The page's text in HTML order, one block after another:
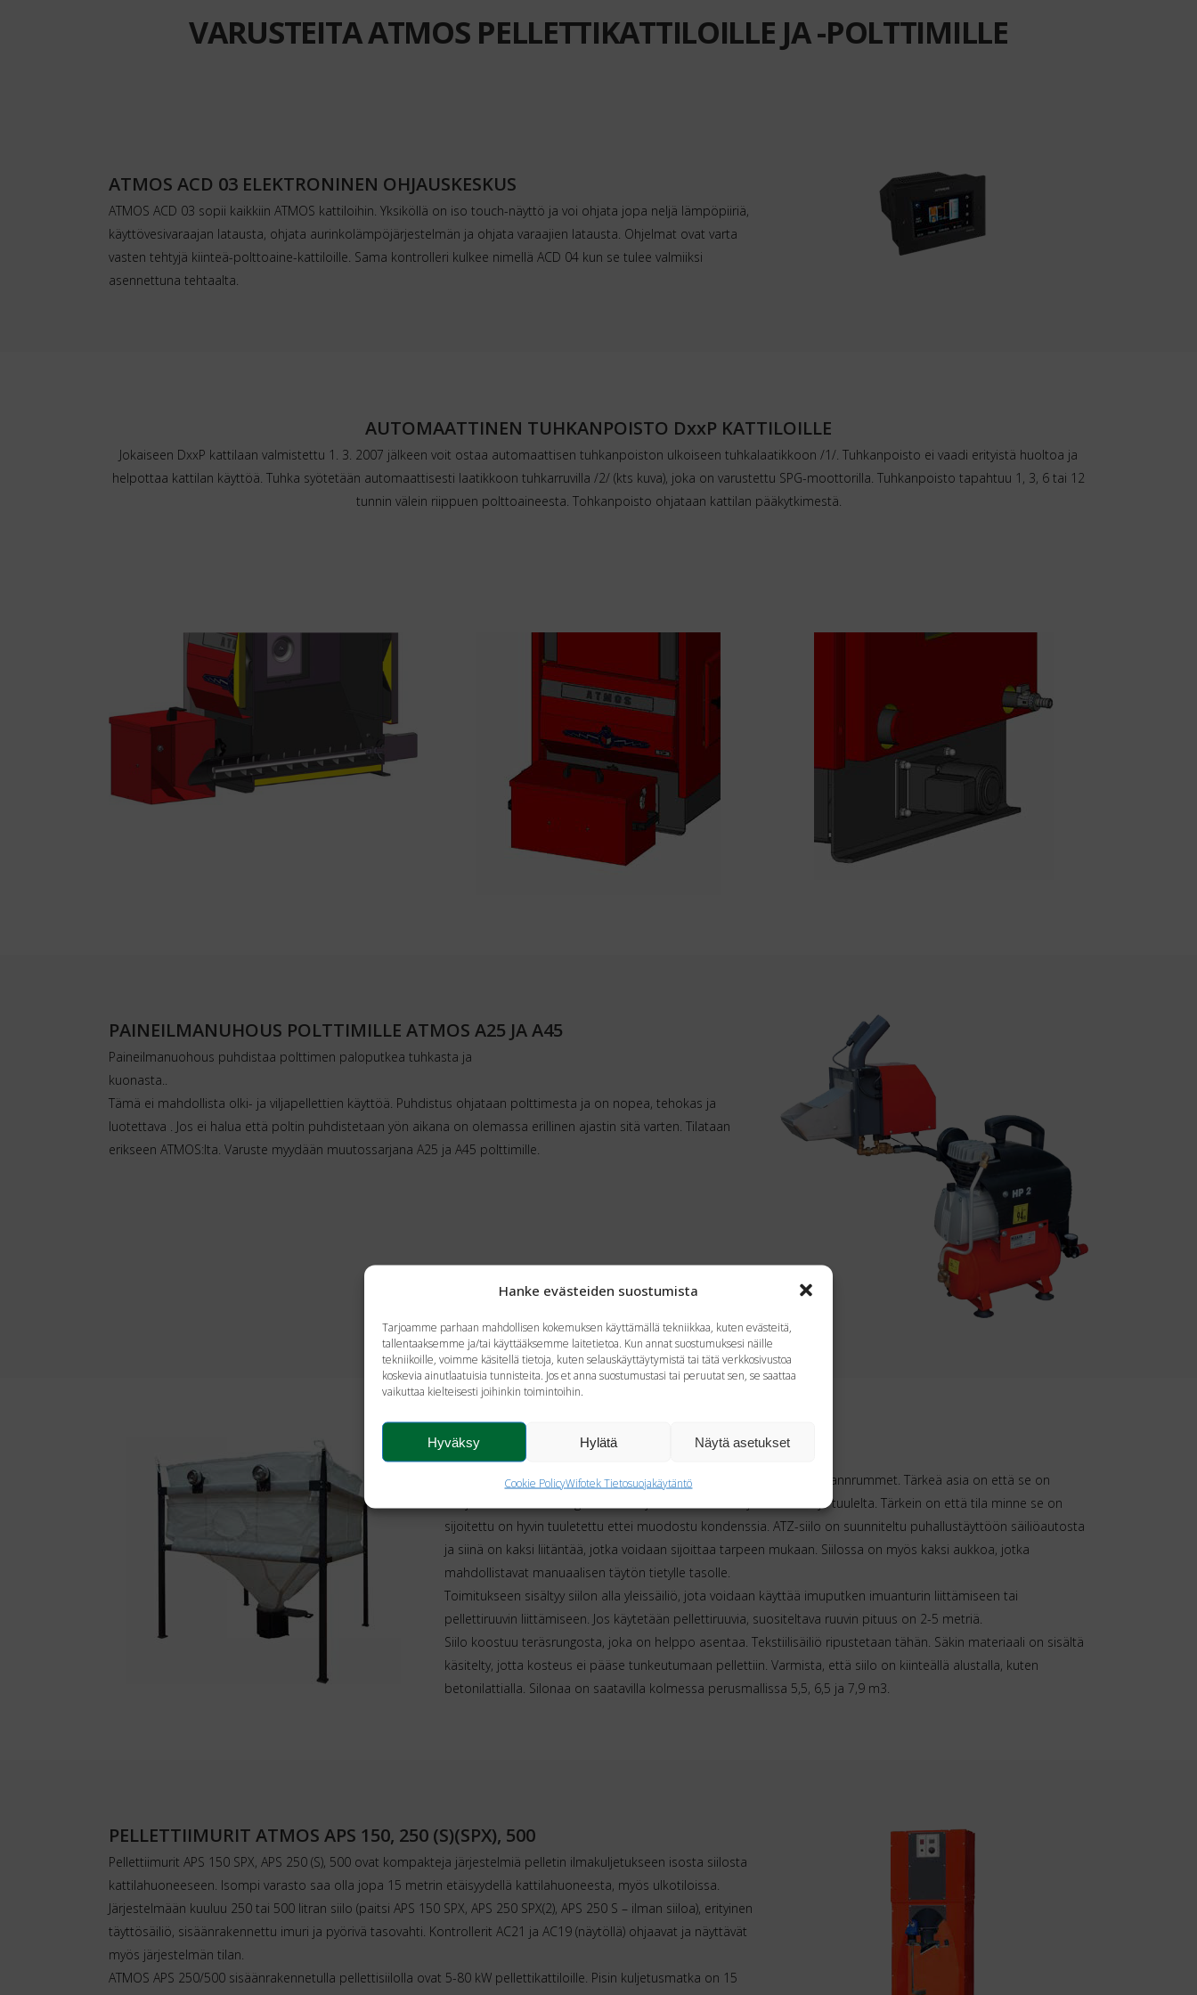
Hanke evästeiden suostumista
Tarjoamme parhaan mahdollisen kokemuksen käyttämällä tekniikkaa, kuten evästeitä,
tallentaaksemme ja/tai käyttääksemme laitetietoa. Kun annat suostumuksesi näille
tekniikoille, voimme käsitellä tietoja, kuten selauskäyttäytymistä tai tätä verkkosivustoa
koskevia ainutlaatuisia tunnisteita. Jos et anna suostumustasi tai peruutat sen, se saattaa
vaikuttaa kielteisesti joihinkin toimintoihin.
Hyväksy Hylätä Näytä asetukset
Cookie PolicyWifotek Tietosuojakäytäntö
VARUSTEITA ATMOS PELLETTIKATTILOILLE JA -POLTTIMILLE
ATMOS ACD 03 ELEKTRONINEN OHJAUSKESKUS
ATMOS ACD 03 sopii kaikkiin ATMOS kattiloihin. Yksiköllä on iso touch-näyttö ja voi ohjata jopa neljä lämpöpiiriä,
käyttövesivaraajan latausta, ohjata aurinkolämpöjärjestelmän ja ohjata varaajien latausta. Ohjelmat ovat varta
vasten tehtyjä kiinteä-polttoaine-kattiloille. Sama kontrolleri kulkee nimellä ACD 04 kun se tulee valmiiksi
asennettuna tehtaalta.
AUTOMAATTINEN TUHKANPOISTO DxxP KATTILOILLE
Jokaiseen DxxP kattilaan valmistettu 1. 3. 2007 jälkeen voit ostaa automaattisen tuhkanpoiston ulkoiseen tuhkalaatikkoon /1/. Tuhkanpoisto ei vaadi erityistä huoltoa ja
helpottaa kattilan käyttöä. Tuhka syötetään automaattisesti laatikkoon tuhkarruvilla /2/ (kts kuva), joka on varustettu SPG-moottorilla. Tuhkanpoisto tapahtuu 1, 3, 6 tai 12
tunnin välein riippuen polttoaineesta. Tohkanpoisto ohjataan kattilan pääkytkimestä.
PAINEILMANUHOUS POLTTIMILLE ATMOS A25 JA A45
Paineilmanuohous puhdistaa polttimen paloputkea tuhkasta ja
kuonasta..
Tämä ei mahdollista olki- ja viljapellettien käyttöä. Puhdistus ohjataan polttimesta ja on nopea, tehokas ja
luotettava . Jos ei halua että poltin puhdistetaan yön aikana on olemassa erillinen ajastin sitä varten. Tilataan
erikseen ATMOS:lta. Varuste myydään muutossarjana A25 ja A45 polttimille.
KANGASSIILO ATMOS
Siiloa sijoitetaan kattilahuoneen lähelle tai se voi myös olla ulkonapannrummet. Tärkeä asia on että se on
suojattu suoralta auringonsäteeltä ja on muuten suojassa säältä ja tuulelta. Tärkein on että tila minne se on
sijoitettu on hyvin tuuletettu ettei muodostu kondenssia. ATZ-siilo on suunniteltu puhallustäyttöön säiliöautosta
ja siinä on kaksi liitäntää, jotka voidaan sijoittaa tarpeen mukaan. Siilossa on myös kaksi aukkoa, jotka
mahdollistavat manuaalisen täytön tietylle tasolle.
Toimitukseen sisältyy siilon alla yleissäiliö, jota voidaan käyttää imuputken imuanturin liittämiseen tai
pellettiruuvin liittämiseen. Jos käytetään pellettiruuvia, suositeltava ruuvin pituus on 2-5 metriä.
Siilo koostuu teräsrungosta, joka on helppo asentaa. Tekstiilisäiliö ripustetaan tähän. Säkin materiaali on sisältä
käsitelty, jotta kosteus ei pääse tunkeutumaan pellettiin. Varmista, että siilo on kiinteällä alustalla, kuten
betonilattialla. Silonaa on saatavilla kolmessa perusmallissa 5,5, 6,5 ja 7,9 m3.
PELLETTIIMURIT ATMOS APS 150, 250 (S)(SPX), 500
Pellettiimurit APS 150 SPX, APS 250 (S), 500 ovat kompakteja järjestelmiä pelletin ilmakuljetukseen isosta siilosta
kattilahuoneeseen. Isompi varasto saa olla jopa 15 metrin etäisyydellä kattilahuoneesta, myös ulkotiloissa.
Järjestelmään kuuluu 250 tai 500 litran siilo (paitsi APS 150 SPX, APS 250 SPX(2), APS 250 S – ilman siiloa), erityinen
täyttösäiliö, sisäänrakennettu imuri ja pyörivä tasovahti. Kontrollerit AC21 ja AC19 (näytöllä) ohjaavat ja näyttävät
myös järjestelmän tilan.
ATMOS APS 250/500 sisäänrakennetulla pellettisiilolla ovat 5-80 kW pellettikattiloille. Pisin kuljetusmatka on 15